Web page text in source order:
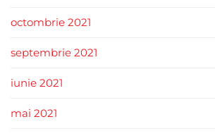
octombrie 2021
septembrie 2021
iunie 2021
mai 2021